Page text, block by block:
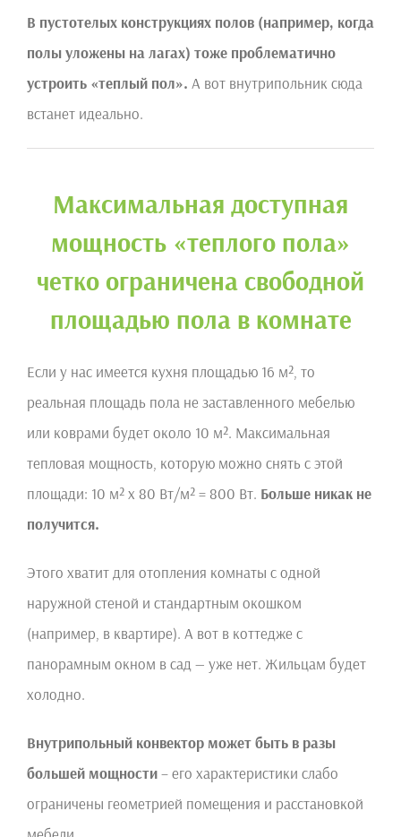
В пустотелых конструкциях полов (например, когда
полы уложены на лагах) тоже проблематично
устроить «теплый пол». А вот внутрипольник сюда
встанет идеально.
Максимальная доступная
мощность «теплого пола»
четко ограничена свободной
площадью пола в комнате
Если у нас имеется кухня площадью 16 м², то
реальная площадь пола не заставленного мебелью
или коврами будет около 10 м². Максимальная
тепловая мощность, которую можно снять с этой
площади: 10 м² х 80 Вт/м² = 800 Вт. Больше никак не
получится.
Этого хватит для отопления комнаты с одной
наружной стеной и стандартным окошком
(например, в квартире). А вот в коттедже с
панорамным окном в сад — уже нет. Жильцам будет
холодно.
Внутрипольный конвектор может быть в разы
большей мощности– его характеристики слабо
ограничены геометрией помещения и расстановкой